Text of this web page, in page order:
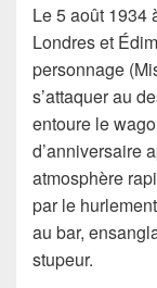
Le 5 août 1934
Londres et
personnage
s’attaquer au
entoure le
d’anniversaire
atmosphère
par le
au bar,
stupeur.